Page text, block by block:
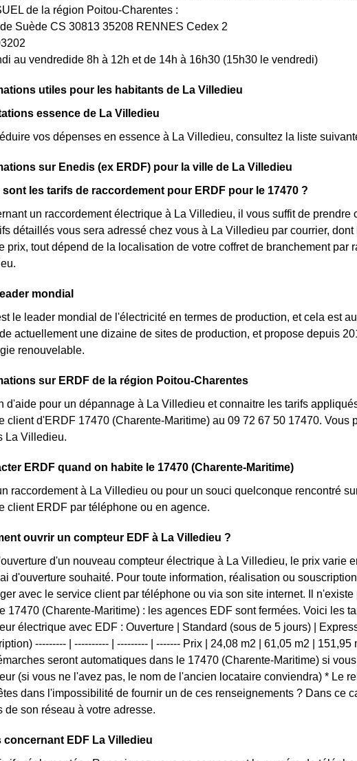
de la région Poitou-Charentes :
Suède CS 30813 35208 RENNES Cedex 2
au vendredide 8h à 12h et de 14h à 16h30 (15h30 le vendredi)
utiles pour les habitants de La Villedieu
essence de La Villedieu
vos dépenses en essence à La Villedieu, consultez la liste
sur Enedis (ex ERDF) pour la ville de La Villedieu
sont les tarifs de raccordement pour ERDF pour le 17470 ?
un raccordement électrique à La Villedieu, il vous suffit de prendre
détaillés vous sera adressé chez vous à La Villedieu par courrier,
prix, tout dépend de la localisation de votre coffret de branchement par
mondial
le leader mondial de l'électricité en termes de production, et cela est
actuellement une dizaine de sites de production, et propose depuis
renouvelable.
sur ERDF de la région Poitou-Charentes
d'aide pour un dépannage à La Villedieu et connaitre les tarifs
client d'ERDF 17470 (Charente-Maritime) au 09 72 67 50 17470. Vous
La Villedieu.
ERDF quand on habite le 17470 (Charente-Maritime)
raccordement à La Villedieu ou pour un souci quelconque rencontré
client ERDF par téléphone ou en agence.
ouvrir un compteur EDF à La Villedieu ?
d'un nouveau compteur électrique à La Villedieu, le prix varie
d'ouverture souhaité. Pour toute information, réalisation ou
avec le service client par téléphone ou via son site internet. Il
17470 (Charente-Maritime) : les agences EDF sont fermées. Voici les
électrique avec EDF : Ouverture | Standard (sous de 5 jours) |
--------- | ---------- | --------- | ------- Prix | 24,08 m2 | 61,05 m2 | 151,95
seront automatiques dans le 17470 (Charente-Maritime) si
(si vous ne l'avez pas, le nom de l'ancien locataire conviendra) * Le
dans l'impossibilité de fournir un de ces renseignements ? Dans ce
de son réseau à votre adresse.
concernant EDF La Villedieu